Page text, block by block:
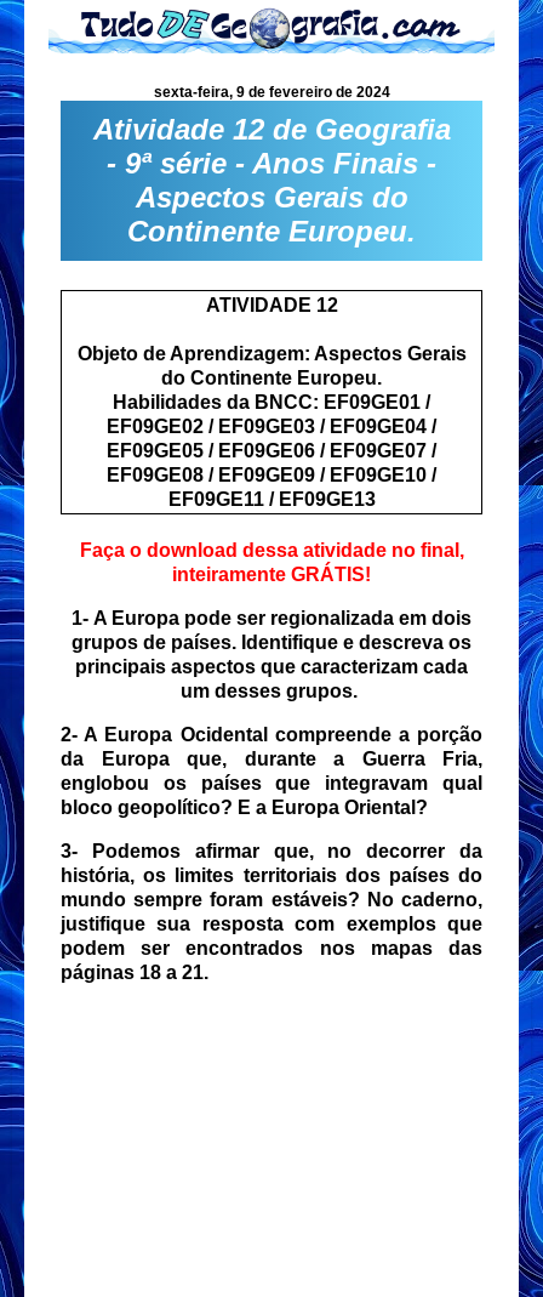
sexta-feira, 9 de fevereiro de 2024
Atividade 12 de Geografia
- 9ª série - Anos Finais -
Aspectos Gerais do
Continente Europeu.
ATIVIDADE 12
Objeto de Aprendizagem: Aspectos Gerais
do Continente Europeu.
Habilidades da BNCC: EF09GE01 /
EF09GE02 / EF09GE03 / EF09GE04 /
EF09GE05 / EF09GE06 / EF09GE07 /
EF09GE08 / EF09GE09 / EF09GE10 /
EF09GE11 / EF09GE13
Faça o download dessa atividade no final,
inteiramente GRÁTIS!
1- A Europa pode ser regionalizada em dois
grupos de países. Identifique e descreva os
principais aspectos que caracterizam cada
um desses grupos.
2- A Europa Ocidental compreende a porção
da Europa que, durante a Guerra Fria,
englobou os países que integravam qual
bloco geopolítico? E a Europa Oriental?
3- Podemos afirmar que, no decorrer da
história, os limites territoriais dos países do
mundo sempre foram estáveis? No caderno,
justifique sua resposta com exemplos que
podem ser encontrados nos mapas das
páginas 18 a 21.